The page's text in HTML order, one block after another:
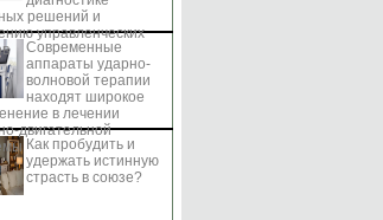
решений и
управленческих
Современные
аппараты ударно-
волновой терапии
находят широкое
в лечении
двигательной
Как пробудить и
удержать истинную
страсть в союзе?